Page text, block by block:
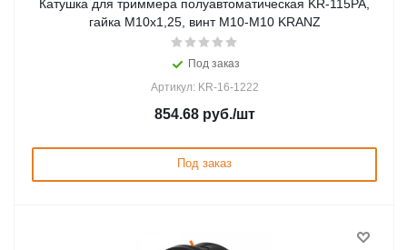
Катушка для триммера полуавтоматическая KR-115PA,
гайка M10x1,25, винт M10-M10 KRANZ
Под заказ
Артикул: KR-16-1222
854.68руб./шт
Под заказ